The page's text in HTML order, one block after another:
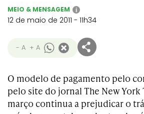
MEIO & MENSAGEM i
12 de maio de 2011 - 11h34
- A + A
O modelo de pagamento pelo
pelo site do jornal The New
março continua a prejudicar o